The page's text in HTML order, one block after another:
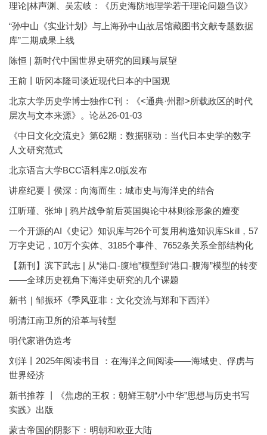
理论|林声渊、吴宏岐：《历史海防地理学若干理论问题刍议》
“孙中山《实业计划》与上海孙中山故居馆藏图书文献专题数据
库”二期成果上线
陈恒 | 新时代中国世界史研究的回顾与展望
王前丨听冈本隆司谈近现代日本的中国观
北京大学历史学博士独作C刊：《<通典·州郡>所载政区的时代
层次与文本来源》。论丛26-01-03
《中日文化交流史》第62期：数据驱动：当代日本史学的数字
人文研究范式
北京语言大学BCC语料库2.0版发布
讲座纪要丨侯深：向海而生：城市史与海洋史的结合
江昕瑾、张坤 | 鸦片战争前后英国舆论中林则徐形象的嬗变
一个开源的AI《史记》知识库与26个可复用构造知识库Skill，57
万字史记，10万个实体、3185个事件、7652条关系全部结构化
【新刊】滨下武志 | 从“港口-腹地”模型到“港口-腹海”模型的转变
——全球历史视角下海洋史研究的几个课题
新书｜邹振环《季风亚非：文化交流与郑和下西洋》
明清江南卫所的沿革与转型
明代家谱伪造考
刘洋丨2025年阅读书目 ：在海洋之间阅读——海域史、俘虏与
世界经济
新书推荐 丨《焦虑的王权：朝鲜王朝“小中华”思想与历史书写
实践》出版
蒙古帝国的阴影下：明朝和欧亚大陆